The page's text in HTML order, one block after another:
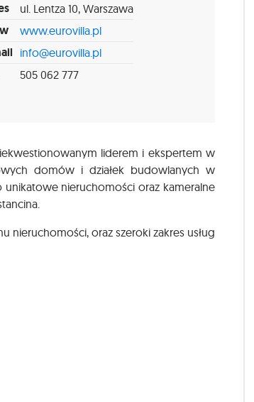
ul. Lentza 10, Warszawa
www.eurovilla.pl
info@eurovilla.pl
505 062 777
liderem i ekspertem w
domów i działek budowlanych w
nieruchomości oraz kameralne
nieruchomości, oraz szeroki zakres usług